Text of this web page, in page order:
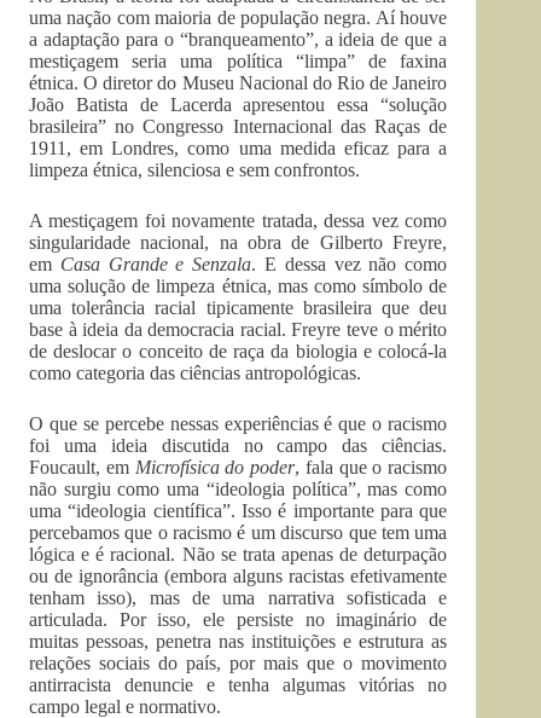
uma nação com maioria de população negra. Aí houve
a adaptação para o “branqueamento”, a ideia de que a
mestiçagem seria uma política “limpa” de faxina
étnica. O diretor do Museu Nacional do Rio de Janeiro
João Batista de Lacerda apresentou essa “solução
brasileira” no Congresso Internacional das Raças de
1911, em Londres, como uma medida eficaz para a
limpeza étnica, silenciosa e sem confrontos.
A mestiçagem foi novamente tratada, dessa vez como
singularidade nacional, na obra de Gilberto Freyre,
em Casa Grande e Senzala. E dessa vez não como
uma solução de limpeza étnica, mas como símbolo de
uma tolerância racial tipicamente brasileira que deu
base à ideia da democracia racial. Freyre teve o mérito
de deslocar o conceito de raça da biologia e colocá-la
como categoria das ciên­cias antropológicas.
O que se percebe nessas experiências é que o racismo
foi uma ideia discutida no campo das ciências.
Foucault, em Microfísica do poder, fala que o racismo
não surgiu como uma “ideologia política”, mas como
uma “ideo­logia científica”. Isso é importante para que
percebamos que o racismo é um discurso que tem uma
lógica e é racional. Não se trata apenas de deturpação
ou de ignorância (embora alguns racistas efetivamente
tenham isso), mas de uma narrativa sofisticada e
articulada. Por isso, ele persiste no imaginário de
muitas pessoas, penetra nas instituições e estrutura as
relações sociais do país, por mais que o movimento
antirracista denuncie e tenha algumas vitórias no
campo legal e normativo.